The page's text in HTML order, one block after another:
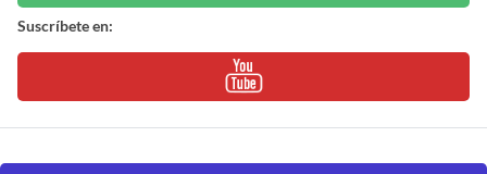
Suscríbete en: